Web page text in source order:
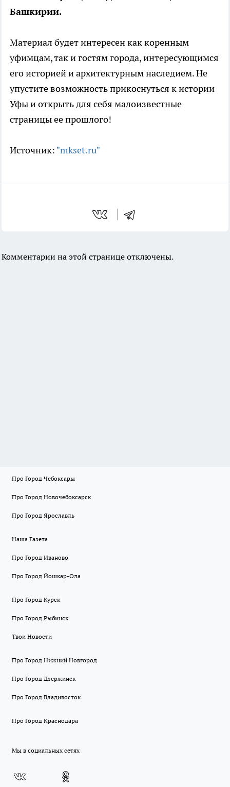
Башкирии.
Материал будет интересен как коренным
уфимцам, так и гостям города, интересующимся
его историей и архитектурным наследием. Не
упустите возможность прикоснуться к истории
Уфы и открыть для себя малоизвестные
страницы ее прошлого!
Источник: "mkset.ru"
Комментарии на этой странице отключены.
Про Город Чебоксары
Про Город Новочебоксарск
Про Город Ярославль
Наша Газета
Про Город Иваново
Про Город Йошкар-Ола
Про Город Курск
Про Город Рыбинск
Твои Новости
Про Город Нижний Новгород
Про Город Дзержинск
Про Город Владивосток
Про Город Краснодара
Мы в социальных сетях